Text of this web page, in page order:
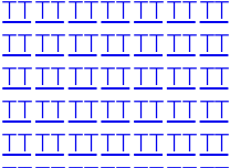
TTTTTTTTTTTTTT
TTTTTTTTTTTTTT
TTTTTTTTTTTTTT
TTTTTTTTTTTTTT
TTTTTTTTTTTTTT